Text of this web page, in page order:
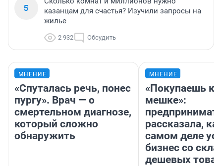
5
казанцам для счастья? Изучили запросы на
жилье
2 932 Обсудить
МНЕНИЕ
«Спуталась речь, понес
пургу». Врач — о
смертельном диагнозе,
который сложно
обнаружить
МНЕНИЕ
«Покупаешь
мешке»:
рассказала,
самом деле
бизнес со
дешевых